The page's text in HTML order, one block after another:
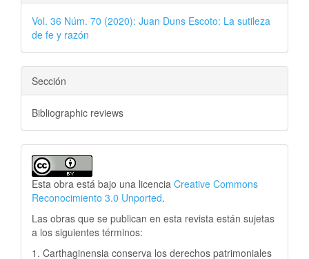
Vol. 36 Núm. 70 (2020): Juan Duns Escoto: La sutileza
de fe y razón
Sección
Bibliographic reviews
Esta obra está bajo una licencia Creative Commons
Reconocimiento 3.0 Unported.
Las obras que se publican en esta revista están sujetas
a los siguientes términos:
1. Carthaginensia conserva los derechos patrimoniales